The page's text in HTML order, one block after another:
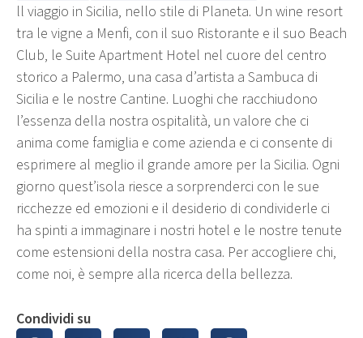
ll viaggio in Sicilia, nello stile di Planeta. Un wine resort
tra le vigne a Menfi, con il suo Ristorante e il suo Beach
Club, le Suite Apartment Hotel nel cuore del centro
storico a Palermo, una casa d’artista a Sambuca di
Sicilia e le nostre Cantine. Luoghi che racchiudono
l’essenza della nostra ospitalità, un valore che ci
anima come famiglia e come azienda e ci consente di
esprimere al meglio il grande amore per la Sicilia. Ogni
giorno quest’isola riesce a sorprenderci con le sue
ricchezze ed emozioni e il desiderio di condividerle ci
ha spinti a immaginare i nostri hotel e le nostre tenute
come estensioni della nostra casa. Per accogliere chi,
come noi, è sempre alla ricerca della bellezza.
Condividi su